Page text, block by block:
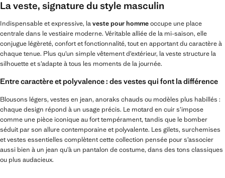
La veste, signature du style masculin
Indispensable et expressive, laveste pour hommeoccupe une place
centrale dans le vestiaire moderne. Véritable alliée de la mi-saison, elle
conjugue légèreté, confort et fonctionnalité, tout en apportant du caractère à
chaque tenue. Plus qu’un simple vêtement d’extérieur, la veste structure la
silhouette et s’adapte à tous les moments de la journée.
Entre caractère et polyvalence : des vestes qui font la différence
Blousons légers, vestes en jean, anoraks chauds ou modèles plus habillés :
chaque design répond à un usage précis. Le motard en cuir s’impose
comme une pièce iconique au fort tempérament, tandis que le bomber
séduit par son allure contemporaine et polyvalente. Les gilets, surchemises
et vestes essentielles complètent cette collection pensée pour s’associer
aussi bien à un jean qu’à un pantalon de costume, dans des tons classiques
ou plus audacieux.